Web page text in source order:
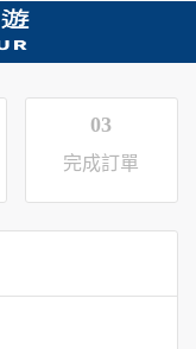
03
完成訂單